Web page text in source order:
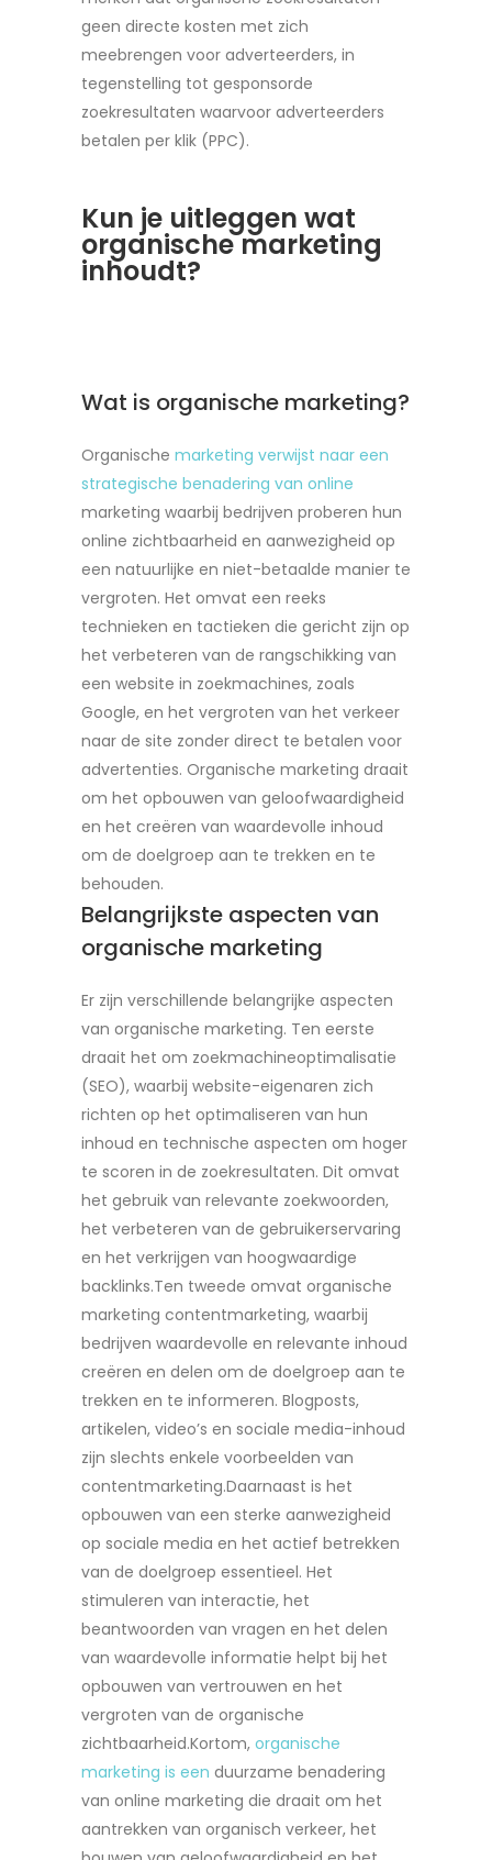
geen directe kosten met zich
meebrengen voor adverteerders, in
tegenstelling tot gesponsorde
zoekresultaten waarvoor adverteerders
betalen per klik (PPC).
Kun je uitleggen wat
organische marketing
inhoudt?
Wat is organische marketing?
Organische marketing verwijst naar een
strategische benadering van online
marketing waarbij bedrijven proberen hun
online zichtbaarheid en aanwezigheid op
een natuurlijke en niet-betaalde manier te
vergroten. Het omvat een reeks
technieken en tactieken die gericht zijn op
het verbeteren van de rangschikking van
een website in zoekmachines, zoals
Google, en het vergroten van het verkeer
naar de site zonder direct te betalen voor
advertenties. Organische marketing draait
om het opbouwen van geloofwaardigheid
en het creëren van waardevolle inhoud
om de doelgroep aan te trekken en te
behouden.
Belangrijkste aspecten van
organische marketing
Er zijn verschillende belangrijke aspecten
van organische marketing. Ten eerste
draait het om zoekmachineoptimalisatie
(SEO), waarbij website-eigenaren zich
richten op het optimaliseren van hun
inhoud en technische aspecten om hoger
te scoren in de zoekresultaten. Dit omvat
het gebruik van relevante zoekwoorden,
het verbeteren van de gebruikerservaring
en het verkrijgen van hoogwaardige
backlinks.Ten tweede omvat organische
marketing contentmarketing, waarbij
bedrijven waardevolle en relevante inhoud
creëren en delen om de doelgroep aan te
trekken en te informeren. Blogposts,
artikelen, video’s en sociale media-inhoud
zijn slechts enkele voorbeelden van
contentmarketing.Daarnaast is het
opbouwen van een sterke aanwezigheid
op sociale media en het actief betrekken
van de doelgroep essentieel. Het
stimuleren van interactie, het
beantwoorden van vragen en het delen
van waardevolle informatie helpt bij het
opbouwen van vertrouwen en het
vergroten van de organische
zichtbaarheid.Kortom, organische
marketing is een duurzame benadering
van online marketing die draait om het
aantrekken van organisch verkeer, het